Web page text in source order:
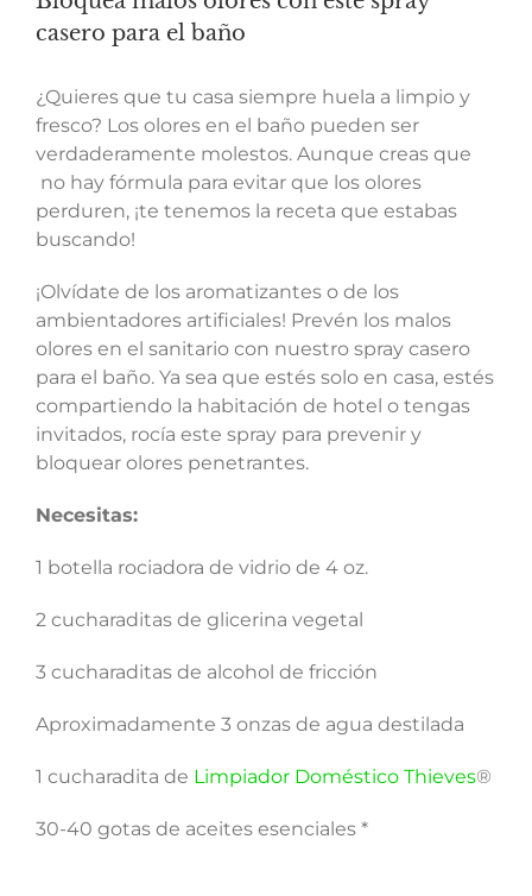
casero para el baño
¿Quieres que tu casa siempre huela a limpio y
fresco? Los olores en el baño pueden ser
verdaderamente molestos. Aunque creas que
no hay fórmula para evitar que los olores
perduren, ¡te tenemos la receta que estabas
buscando!
¡Olvídate de los aromatizantes o de los
ambientadores artificiales! Prevén los malos
olores en el sanitario con nuestro spray casero
para el baño. Ya sea que estés solo en casa, estés
compartiendo la habitación de hotel o tengas
invitados, rocía este spray para prevenir y
bloquear olores penetrantes.
Necesitas:
1 botella rociadora de vidrio de 4 oz.
2 cucharaditas de glicerina vegetal
3 cucharaditas de alcohol de fricción
Aproximadamente 3 onzas de agua destilada
1 cucharadita de Limpiador Doméstico Thieves®
30-40 gotas de aceites esenciales *